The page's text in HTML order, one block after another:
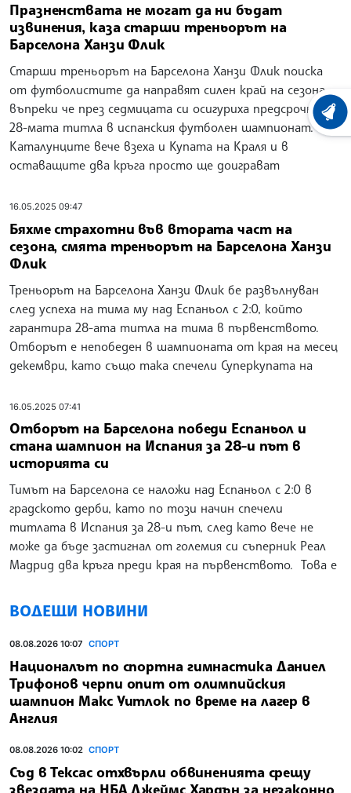
Празненствата не могат да ни бъдат
извинения, каза старши треньорът на
Барселона Ханзи Флик
Старши треньорът на Барселона Ханзи Флик поиска
от футболистите да направят силен край на сезона,
въпреки че през седмицата си осигуриха предсрочно
28-мата титла в испанския футболен шампионат.
Каталунците вече взеха и Купата на Краля и в
оставащите два кръга просто ще доиграват
16.05.2025 09:47
Бяхме страхотни във втората част на
сезона, смята треньорът на Барселона Ханзи
Флик
Треньорът на Барселона Ханзи Флик бе развълнуван
след успеха на тима му над Еспаньол с 2:0, който
гарантира 28-ата титла на тима в първенството.
Отборът е непобеден в шампионата от края на месец
декември, като също така спечели Суперкупата на
16.05.2025 07:41
Отборът на Барселона победи Еспаньол и
стана шампион на Испания за 28-и път в
историята си
Тимът на Барселона се наложи над Еспаньол с 2:0 в
градското дерби, като по този начин спечели
титлата в Испания за 28-и път, след като вече не
може да бъде застигнал от големия си съперник Реал
Мадрид два кръга преди края на първенството. Това е
ВОДЕЩИ НОВИНИ
08.08.2026 10:07 СПОРТ
Националът по спортна гимнастика Даниел
Трифонов черпи опит от олимпийския
шампион Макс Уитлок по време на лагер в
Англия
08.08.2026 10:02 СПОРТ
Съд в Тексас отхвърли обвиненията срещу
звездата на НБА Джеймс Хардън за незаконно